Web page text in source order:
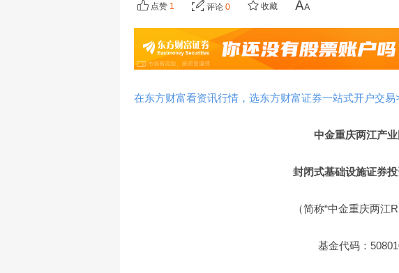
点赞 1 评论 0 收藏
在东方财富看资讯行情，选东方财富证券一站式开户交易
中金重庆两江产业
封闭式基础设施证券
（简称“中金重庆两江
基金代码：